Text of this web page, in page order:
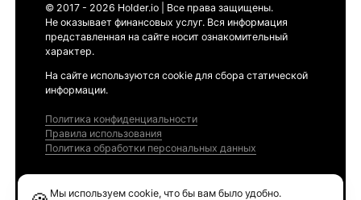
© 2017 - 2026 Holder.io | Все права защищены.
Не оказывает финансовых услуг. Вся информация
представленная на сайте носит ознакомительный
характер.
На сайте используются cookie для сбора статической
информации.
Политика конфиденциальности
Правила использования
Политика обработки персональных данных
Мы используем cookie, что бы вам было удобно.